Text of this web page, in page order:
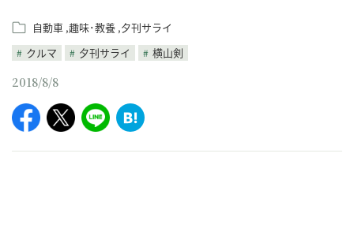
自動車 趣味･教養 夕刊サライ
クルマ
夕刊サライ 横山剣
2018/8/8